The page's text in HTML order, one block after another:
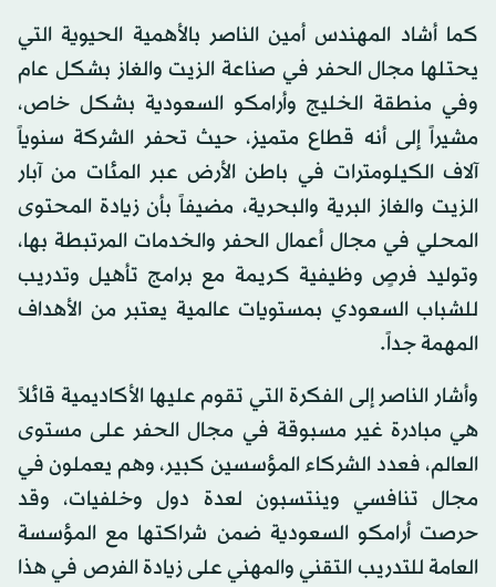
كما أشاد المهندس أمين الناصر بالأهمية الحيوية التي
يحتلها مجال الحفر في صناعة الزيت والغاز بشكل عام
وفي منطقة الخليج وأرامكو السعودية بشكل خاص،
مشيراً إلى أنه قطاع متميز، حيث تحفر الشركة سنوياً
آلاف الكيلومترات في باطن الأرض عبر المئات من آبار
الزيت والغاز البرية والبحرية، مضيفاً بأن زيادة المحتوى
المحلي في مجال أعمال الحفر والخدمات المرتبطة بها،
وتوليد فرصٍ وظيفية كريمة مع برامج تأهيل وتدريب
للشباب السعودي بمستويات عالمية يعتبر من الأهداف
المهمة جداً.
وأشار الناصر إلى الفكرة التي تقوم عليها الأكاديمية قائلاً
هي مبادرة غير مسبوقة في مجال الحفر على مستوى
العالم، فعدد الشركاء المؤسسين كبير، وهم يعملون في
مجال تنافسي وينتسبون لعدة دول وخلفيات، وقد
حرصت أرامكو السعودية ضمن شراكتها مع المؤسسة
العامة للتدريب التقني والمهني على زيادة الفرص في هذا